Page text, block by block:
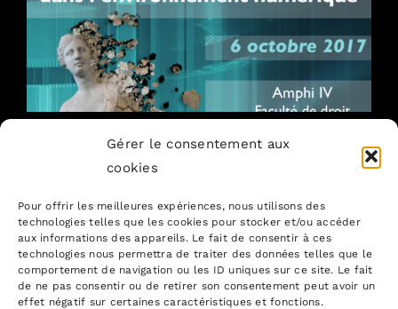
Gérer le consentement aux
cookies
Pour offrir les meilleures expériences, nous utilisons des
technologies telles que les cookies pour stocker et/ou accéder
aux informations des appareils. Le fait de consentir à ces
technologies nous permettra de traiter des données telles que le
comportement de navigation ou les ID uniques sur ce site. Le fait
de ne pas consentir ou de retirer son consentement peut avoir un
effet négatif sur certaines caractéristiques et fonctions.
Donnée et création : approche pratique
Donnée et création :
approche pratique
ParEquipe Nouveau Monde
avocats | septembre 8th, 2017 | Bases
de données ,Concurrence déloyale -
parasitisme ,Contrefaçon,Droit
d'auteur,Logiciel